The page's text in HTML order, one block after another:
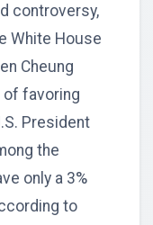
controversy,
White House
Cheung
favoring
President
the
only a 3%
to